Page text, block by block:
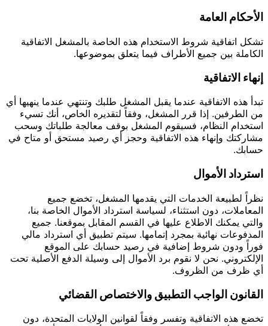
الأحكام العامة
تشكل اتفاقية شروط الاستخدام هذه الخاصة بالمشغل الاتفاقية
الكاملة بين جميع الأطراف فيما يتعلق بموضوعها.
إنهاء الاتفاقية
تبدأ هذه الاتفاقية عندما يقبل المشغل طلبك وتنتهي عندما ينهيها أي
من الطرفين. إذا قرر المشغل، وفقاً لتقديره الخاص، أنك تسيء
استخدام النظام، فسيقوم المشغل بوقف معالجة طلباتك وسحب
مشاركتك وإنهاء هذه الاتفاقية وحجز أي رصيد مستحق أو متاح في
حسابك.
استرداد الأموال
نظراً لطبيعة الخدمات التي يقدمها المشغل، تخضع جميع
المعاملات، دون استثناء، لسياسة استرداد الأموال الخاصة بنا،
والتي يمكنك الاطلاع عليها في القسم المقابل بموقعنا. جميع
المدفوعات نهائية بمجرد إتمامها. سيتم تطبيق أي استرداد مالي
فوراً ودون شروط إضافية في رصيد حسابك على الموقع
الإلكتروني. نحن لا نقوم برد الأموال إلى وسيلة الدفع الأصلية تحت
أي ظرف من الظروف.
القانون الواجب التطبيق والاختصاص القضائي
تخضع هذه الاتفاقية وتفسر وفقاً لقوانين الولايات المتحدة، دون